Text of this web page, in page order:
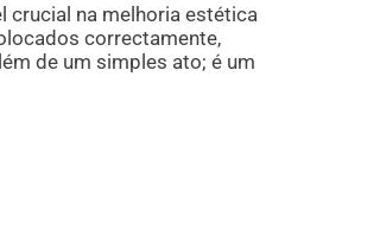
crucial na melhoria estética
correctamente,
de um simples ato; é um